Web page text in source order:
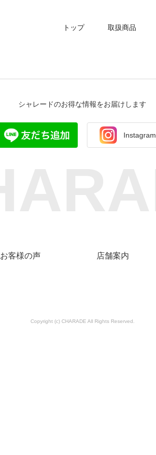
トップ 取扱商品
シャレードのお得な情報をお届けします
Instagram
お客様の声 店舗案内
Copyright (c) CHARADE All Rights Reserved.